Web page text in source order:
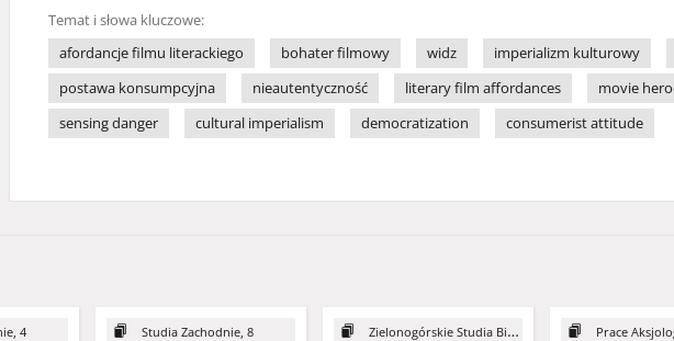
Temat i słowa kluczowe:
afordancje filmu literackiego
bohater filmowy widz imperializm kulturowy
postawa konsumpcyjna
nieautentyczność literary film affordances movie
sensing danger
cultural imperialism democratization consumerist attitude
4 Studia Zachodnie, 8 Zielonogórskie Studia Bibliotekoznawcze, z. 6 Prace